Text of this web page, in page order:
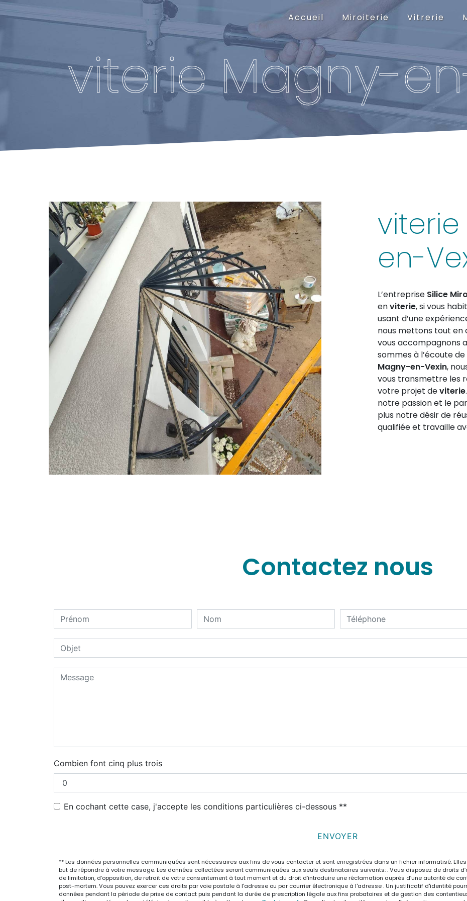
Accueil Miroiterie Vitrerie
viterie Magny-
en-
L’entreprise Silice
enviterie, si vous
usant d’une
nous mettons tout en
vous accompagnons
sommes à l’écoute
Magny-en-Vexin,
vous transmettre les
votre projet deviterie
notre passion et le
plus notre désir de
qualifiée et travaille
Contactez nous
Combien font cinq plus trois
En cochant cette case, j'accepte les conditions particulières ci-dessous **
ENVOYER
** Les données personnelles communiquées sont nécessaires aux fins de vous contacter et sont enregistrées dans un fichier informatisé.
but de répondre à votre message. Les données collectées seront communiquées aux seuls destinataires suivants: . Vous disposez de droits
de limitation, d’opposition, de retrait de votre consentement à tout moment et du droit d’introduire une réclamation auprès d’une autorité de
post-mortem. Vous pouvez exercer ces droits par voie postale à l'adresse ou par courrier électronique à l'adresse . Un justificatif d'identité
données pendant la période de prise de contact puis pendant la durée de prescription légale aux fins probatoires et de gestion des
Panneau de gestion des cookies